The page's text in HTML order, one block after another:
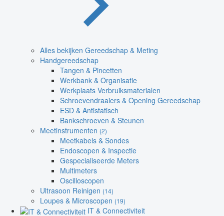
Alles bekijken Gereedschap & Meting
Handgereedschap
Tangen & Pincetten
Werkbank & Organisatie
Werkplaats Verbruiksmaterialen
Schroevendraaiers & Opening Gereedschap
ESD & Antistatisch
Bankschroeven & Steunen
Meetinstrumenten (2)
Meetkabels & Sondes
Endoscopen & Inspectie
Gespecialiseerde Meters
Multimeters
Oscilloscopen
Ultrasoon Reinigen (14)
Loupes & Microscopen (19)
IT & Connectiviteit